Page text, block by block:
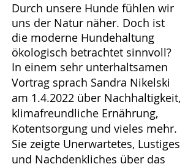
Durch unsere Hunde fühlen wir
uns der Natur näher. Doch ist
die moderne Hundehaltung
ökologisch betrachtet sinnvoll?
In einem sehr unterhaltsamen
Vortrag sprach Sandra Nikelski
am 1.4.2022 über Nachhaltigkeit,
klimafreundliche Ernährung,
Kotentsorgung und vieles mehr.
Sie zeigte Unerwartetes, Lustiges
und Nachdenkliches über das